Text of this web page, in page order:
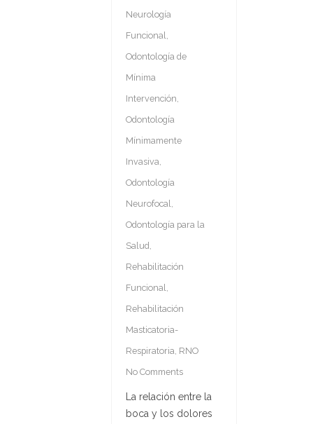
Neurología
Funcional,
Odontología de
Mínima
Intervención,
Odontología
Mínimamente
Invasiva,
Odontología
Neurofocal,
Odontología para la
Salud,
Rehabilitación
Funcional,
Rehabilitación
Masticatoria-
Respiratoria, RNO
No Comments
La relación entre la
boca y los dolores